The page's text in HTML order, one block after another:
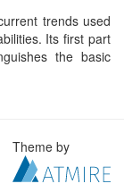
trends used
Its first part
the basic
Theme by